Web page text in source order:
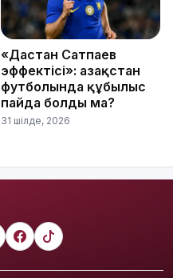
«Дастан Сатпаев
эффектісі»: Қазақстан
футболында құбылыс
пайда болды ма?
31 шілде, 2026